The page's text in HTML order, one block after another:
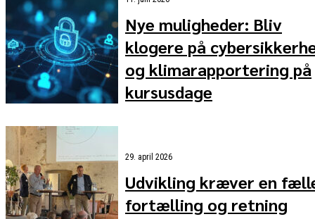
Nye muligheder: Bliv
klogere på
og klimarapportering på
kursusdage
29. april 2026
Udvikling kræver en
fortælling og retning